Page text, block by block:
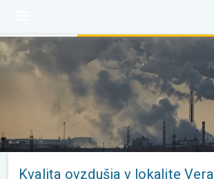
Kvalita ovzdušia v lokalite Vera